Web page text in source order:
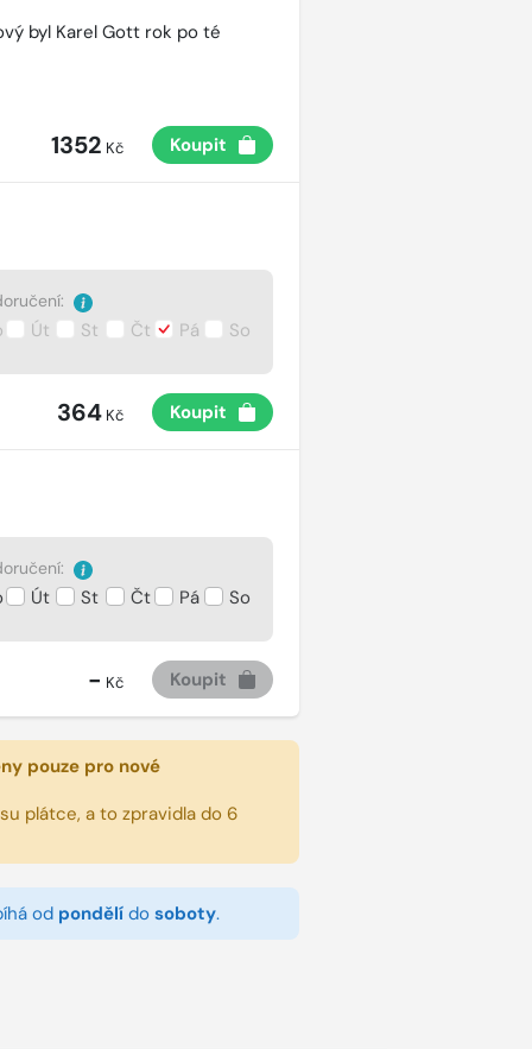
byl Karel Gott rok po té
1352 Kč Koupit
Út St Čt Pá So
364Kč Koupit
Út St Čt Pá So
- Kč Koupit
pouze pro nové
plátce, a to zpravidla do 6
od pondělído soboty.